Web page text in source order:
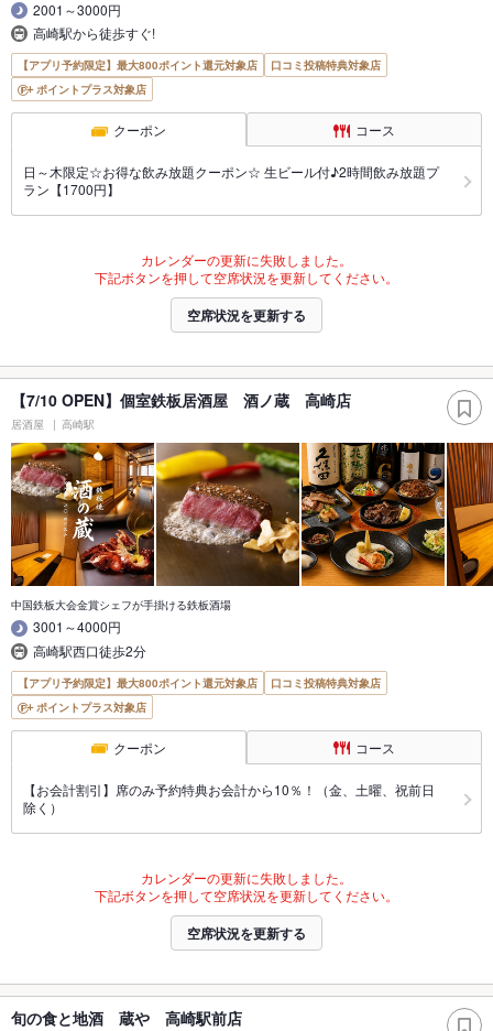
2001～3000円
高崎駅から徒歩すぐ!
【アプリ予約限定】最大800ポイント還元対象店
口コミ投稿特典対象店
ポイントプラス対象店
クーポン コース
日～木限定☆お得な飲み放題クーポン☆ 生ビール付♪2時間飲み放題プ
ラン【1700円】
カレンダーの更新に失敗しました。
下記ボタンを押して空席状況を更新してください。
空席状況を更新する
【7/10 OPEN】個室鉄板居酒屋 酒ノ蔵 高崎店
居酒屋 高崎駅
中国鉄板大会金賞シェフが手掛ける鉄板酒場
3001～4000円
高崎駅西口徒歩2分
【アプリ予約限定】最大800ポイント還元対象店
口コミ投稿特典対象店
ポイントプラス対象店
クーポン コース
【お会計割引】席のみ予約特典お会計から10％！（金、土曜、祝前日
除く）
カレンダーの更新に失敗しました。
下記ボタンを押して空席状況を更新してください。
空席状況を更新する
旬の食と地酒 蔵や 高崎駅前店